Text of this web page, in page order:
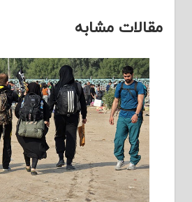
مقالات مشابه